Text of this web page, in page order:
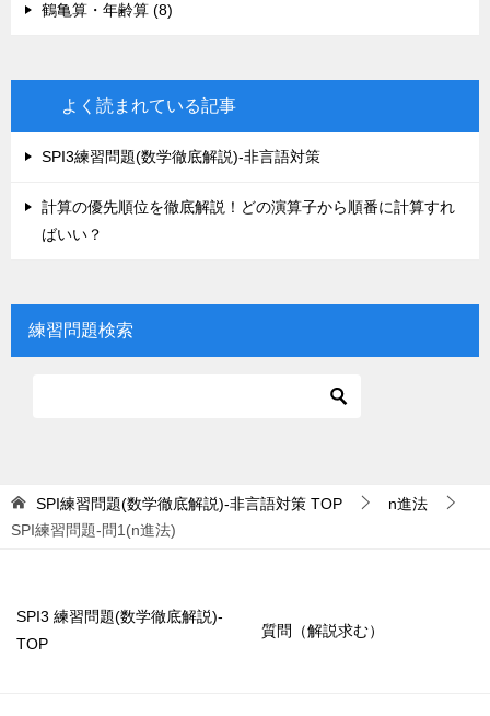
鶴亀算・年齢算 (8)
よく読まれている記事
SPI3練習問題(数学徹底解説)-非言語対策
計算の優先順位を徹底解説！どの演算子から順番に計算すれ
ばいい？
練習問題検索
SPI練習問題(数学徹底解説)-非言語対策 TOP
n進法
SPI練習問題-問1(n進法)
SPI3 練習問題(数学徹底解説)-
TOP
質問（解説求む）